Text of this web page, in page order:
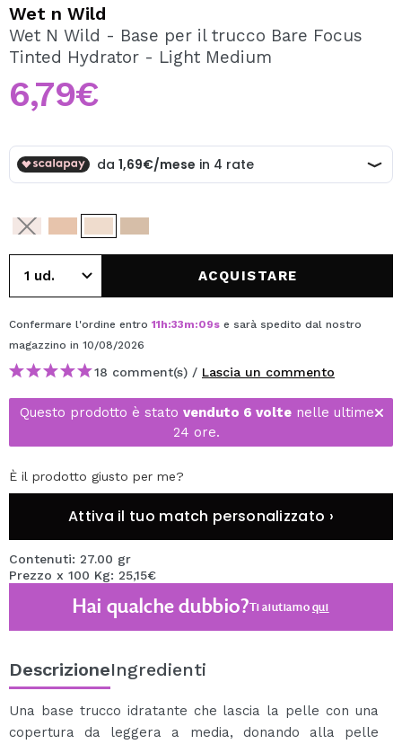
Creando un account su Maquibeauty.it potrai fare i tuoi
acquisti velocemente, controllare lo stato dei tuoi ordini e
Wet n Wild
Wet N Wild - Base per il trucco Bare Focus
Tinted Hydrator - Light Medium
6,79€
ACQUISTARE
Confermare l'ordine entro 11h:33m:09s e sarà spedito dal nostro
magazzino in 10/08/2026
18 comment(s) / Lascia un commento
Questo prodotto è stato venduto 6 voltenelle ultime
24 ore.
È il prodotto giusto per me?
Attiva il tuo match personalizzato ›
Contenuti: 27.00 gr
Prezzo x 100 Kg: 25,15€
Hai qualche dubbio?Ti aiutiamoqui
DescrizioneIngredienti
Una base trucco idratante che lascia la pelle con una
copertura da leggera a media, donando alla pelle